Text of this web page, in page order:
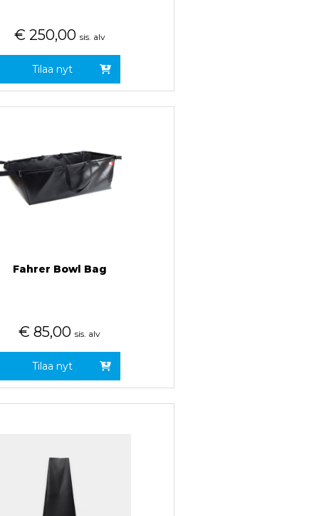
€ 250,00 sis. alv
Tilaa nyt
Fahrer Bowl Bag
€ 85,00 sis. alv
Tilaa nyt